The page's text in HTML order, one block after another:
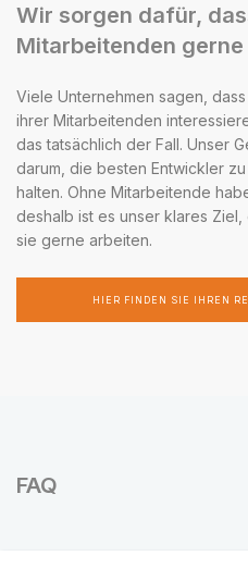
Wir sorgen dafür,
Mitarbeitenden
Viele Unternehmen sagen,
ihrer Mitarbeitenden
das tatsächlich der Fall. Unser
darum, die besten Entwickler
halten. Ohne Mitarbeitende
deshalb ist es unser klares
sie gerne arbeiten.
HIER FINDEN SIE IHREN
FAQ